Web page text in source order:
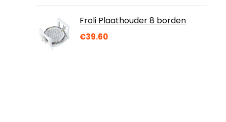
Froli Plaathouder 8 borden
€39.60